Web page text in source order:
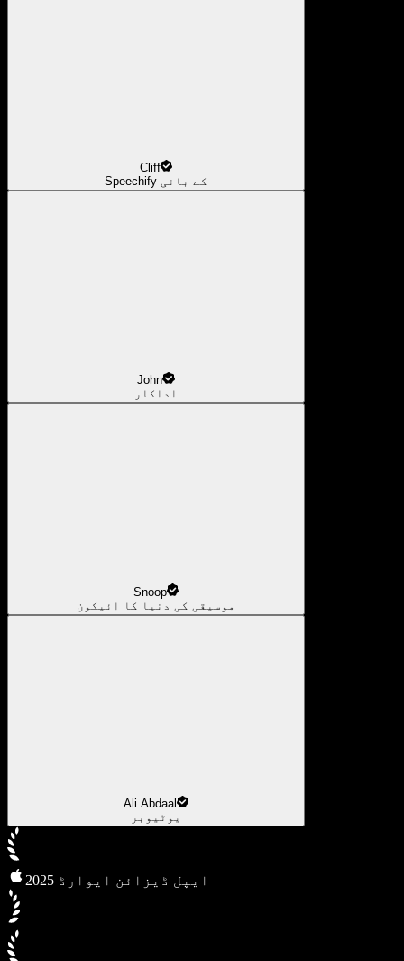
Cliff
Speechify کے بانی
John
اداکار
Snoop
موسیقی کی دنیا کا آئیکون
Ali Abdaal
یوٹیوبر
2025 ایپل ڈیزائن ایوارڈ